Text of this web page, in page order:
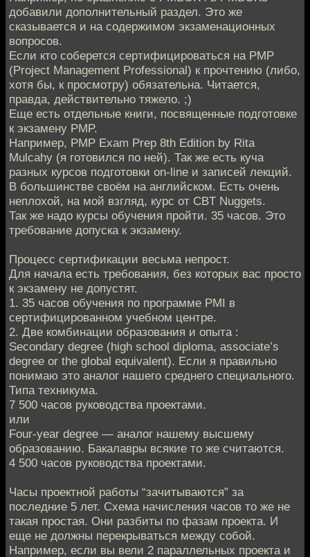
добавили дополнительный раздел. Это же
сказывается и на содержимом экзаменационных
вопросов.
Если кто соберется сертифицироваться на PMP
(Project Management Professional) к прочтению (либо,
хотя бы, к просмотру) обязательна. Читается,
правда, действительно тяжело. ;)
Еще есть отдельные книги, посвященные подготовке
к экзамену PMP.
Например, PMP Exam Prep 8th Edition by Rita
Mulcahy (я готовился по ней). Так же есть куча
разных курсов подготовки on-line и записей лекций.
В большинстве своём на английском. Есть очень
неплохой, на мой взгляд, курс от СBT Nuggets.
Так же надо курсы обучения пройти. 35 часов. Это
требование допуска к экзамену.
Процесс сертификации весьма непрост.
Для начала есть требования, без которых вас просто
к экзамену не допустят.
1. 35 часов обучения по программе PMI в
сертифицированном учебном центре.
2. Две комбинации образования и опыта :
Secondary degree (high school diploma, associate’s
degree or the global equivalent). Если я правильно
понимаю это аналог нашего среднего специального.
Типа техникума.
7 500 часов руководства проектами.
или
Four-year degree — аналог нашему высшему
образованию. Бакалавры всякие то же считаются.
4 500 часов руководства проектами.
Часы проектной работы “зачитываются” за
последние 5 лет. Схема начисления часов то же не
такая простая. Они разбиты по фазам проекта. И
еще не должны перекрываться между собой.
Например, если вы вели 2 параллельных проекта и